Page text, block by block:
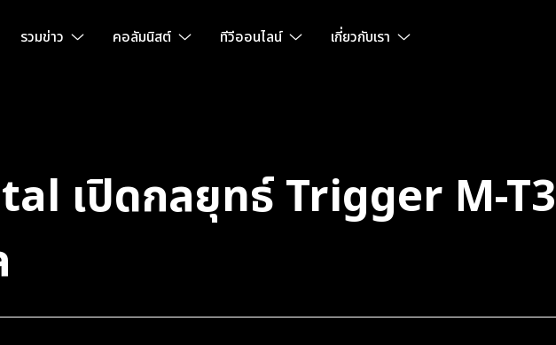
รวมข่าว คอลัมนิสต์ ทีวีออนไลน์ เกี่ยวกับเรา
เปิดกลยุทธ์ Trigger M-